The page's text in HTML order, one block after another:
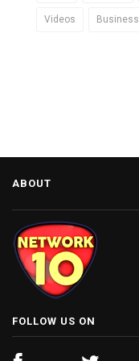
Videos Business
ABOUT
FOLLOW US ON